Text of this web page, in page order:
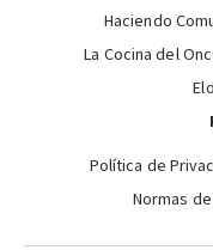
Haciendo
La Cocina del
Política de
Normas